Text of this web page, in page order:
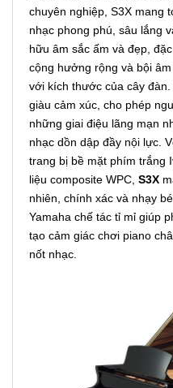
chuyên nghiệp, S3X mang
nhạc phong phú, sâu lắng
hữu âm sắc ấm và đẹp,
cộng hưởng rộng và bội
với kích thước của cây đàn.
giàu cảm xúc, cho phép
những giai điệu lãng mạn
nhạc dồn dập đầy nội lực.
trang bị bề mặt phím
liệu composite WPC, S3X
nhiên, chính xác và nhạy
Yamaha chế tác tỉ mỉ giúp
tạo cảm giác chơi piano
nốt nhạc.